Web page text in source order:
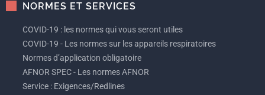
NORMES ET SERVICES
COVID-19 : les normes qui vous seront utiles
COVID-19 - Les normes sur les appareils respiratoires
Normes d’application obligatoire
AFNOR SPEC - Les normes AFNOR
Service : Exigences/Redlines